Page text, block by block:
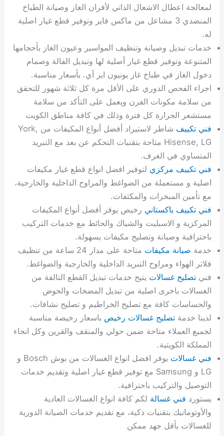
لمعالجة اعطال الاشعال الذاتي لأفران الغاز وصيانة الطباخ
المنضدي 3 مشاعل من ماكس فاير وتوفير قطع غيار اصلية
له.
خدمات تبديل وصيانة وتنظيف المواسير وعيون الغاز بأحجامها
المتنوعة وتوفير قطع غيار أصلية لها وتبديل الفالة وصمام
دخول الغاز في طباخ غاز يونيون اير أي. بأسعار مناسبة.
اجراء الفحص الدوري على الأقل مرة كل ثلاثة شهور للتحقق
من سلامة مكونات الفرن ويعمل على التأكد من سلامة
مستشعر الحرارة كل فترة وذلك في كافة مناطق الكويت
فني تكييف
شاطر لاستيراد أفضل أنواع المكيفات من York,
Hisense, LG متاحة بتقنيات التحكم عن بعد مع التبريد
المتساوي في الغرف.
فني تكييف مركزي لتوفير افضل انواع قطع غيار مكيفات
اصلية و مستعملة من الضواغط والمراوح الداخلية والخارجية،
مع تأمين المبخرات والمكثفات.
فني تكييف باكستاني رخيص يوفر أفضل أنواع المكيفات
المركزية و الاسبليت والشباك والحائط مع خدمات التركيب
باحترافية وصيانة وتصليح مكيفات بسهولة.
خدمة صيانة مكيفات
متاحة على مدار 24 ساعة من تنظيف
فلاتر الهواء ومراوح التبريد الداخلية والخارجية والضواغط.
فنيتصليح غسالات يتيح خدمات تبديل القطع التالفة من
الغسالات باخرى اصلية من تبديل المضخات والحوض
والحساسات كافة مع تصليح الخراطيم و تصليح نشافات.
لدينا خدمةتصليح غسالات رخيص باسعار رخيصة مناسبة
لجميع العملاء متاحة ضمن حولي والمنقف والقرين وكل انحاء
المملكة الكويتية.
فني غسالات
يوفر افضل انواع الغسالات من بوش Bosch و
LG و Samsung مع توفير قطع غيار اصلية وتقديم خدمات
التوصيل والتركيب باحترافية.
يستورد فني غسالة لكم كافة انواع الغسالات العادية
والأوتوماتيك بتقنيات ذكية، مع تقديم خدمات الصيانة الدورية
للغسالات بأقل جهد ممكن